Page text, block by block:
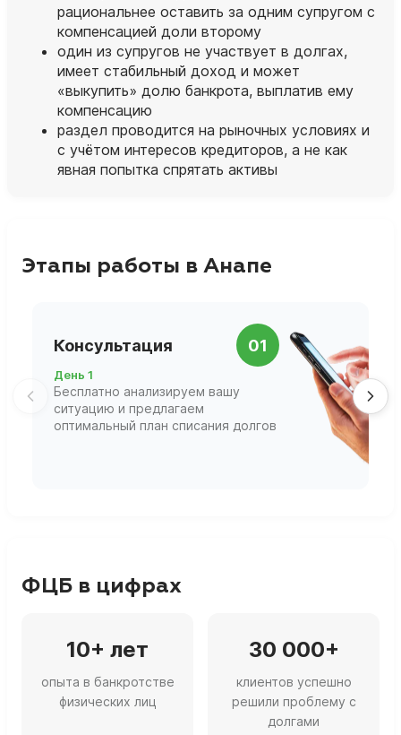
рациональнее оставить за одним супругом с
компенсацией доли второму
один из супругов не участвует в долгах,
имеет стабильный доход и может
«выкупить» долю банкрота, выплатив ему
компенсацию
раздел проводится на рыночных условиях и
с учётом интересов кредиторов, а не как
явная попытка спрятать активы
Этапы работы в Анапе
Консультация 01
День 1
Бесплатно анализируем вашу
ситуацию и предлагаем
оптимальный план списания долгов
ФЦБ в цифрах
10+ лет
опыта в банкротстве
физических лиц
30 000+
клиентов успешно
решили проблему с
долгами